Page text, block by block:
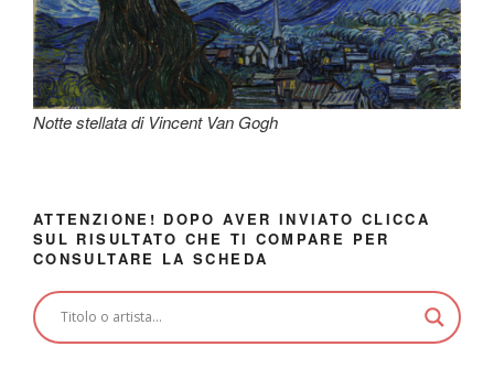
Notte stellata di Vincent Van Gogh
ATTENZIONE! DOPO AVER INVIATO CLICCA
SUL RISULTATO CHE TI COMPARE PER
CONSULTARE LA SCHEDA